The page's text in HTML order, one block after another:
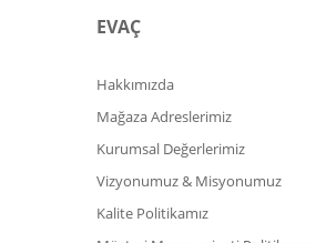
EVAÇ
Hakkımızda
Mağaza Adreslerimiz
Kurumsal Değerlerimiz
Vizyonumuz & Misyonumuz
Kalite Politikamız